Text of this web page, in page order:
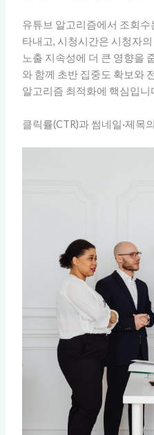
유튜브 알고리즘에서 조회
타내고, 시청시간은 시청자
노출 지속성에 더 큰 영향을
와 함께 초반 집중도 확보와
알고리즘 최적화에 핵심입니
클릭률(CTR)과 썸네일·제목